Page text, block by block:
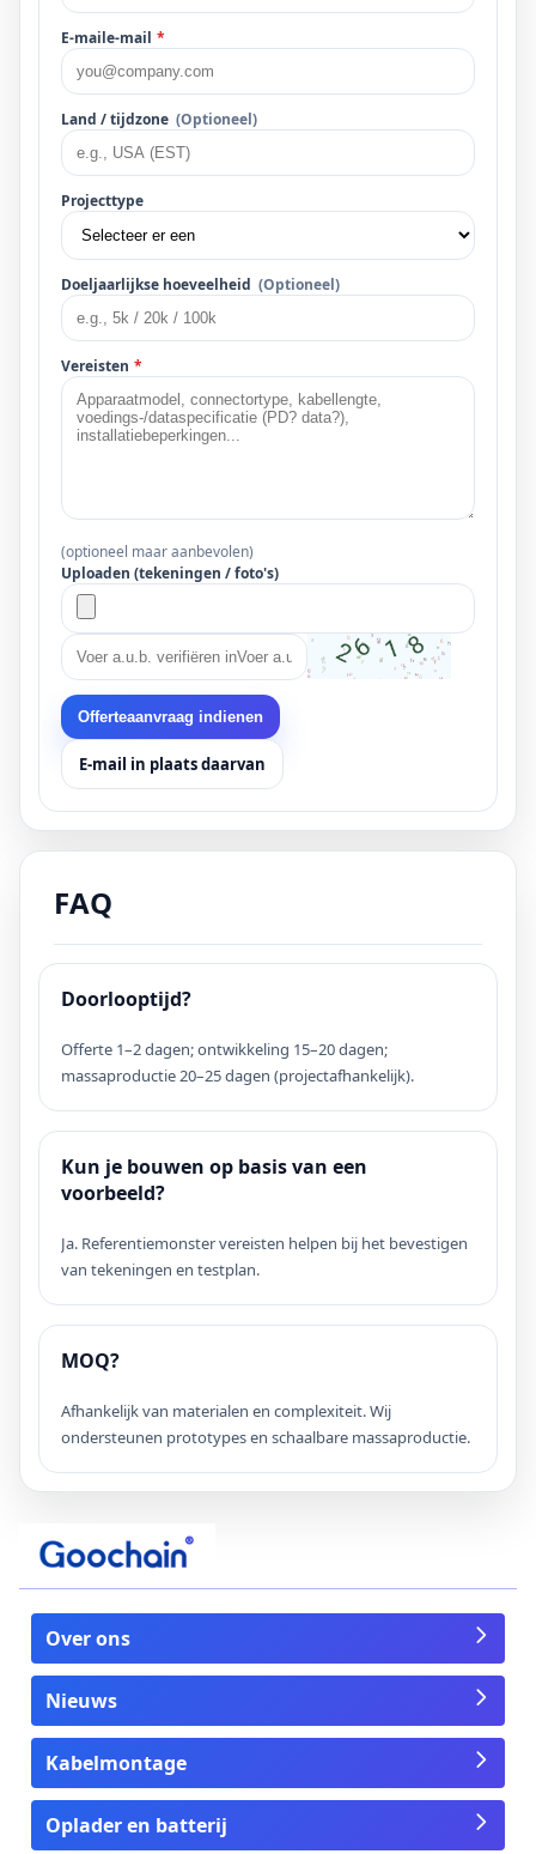
E-maile-mail *
Land / tijdzone (Optioneel)
Projecttype
Doeljaarlijkse hoeveelheid (Optioneel)
Vereisten *
(optioneel maar aanbevolen)
Uploaden (tekeningen / foto's)
Offerteaanvraag indienen
E-mail in plaats daarvan
FAQ
Doorlooptijd?
Offerte 1–2 dagen; ontwikkeling 15–20 dagen;
massaproductie 20–25 dagen (projectafhankelijk).
Kun je bouwen op basis van een
voorbeeld?
Ja. Referentiemonster vereisten helpen bij het bevestigen
van tekeningen en testplan.
MOQ?
Afhankelijk van materialen en complexiteit. Wij
ondersteunen prototypes en schaalbare massaproductie.
Over ons
Nieuws
Kabelmontage
Oplader en batterij